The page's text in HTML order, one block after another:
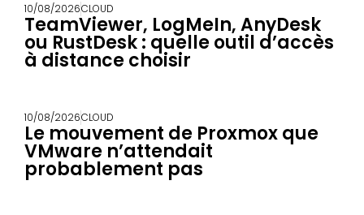
10/08/2026CLOUD
TeamViewer, LogMeIn, AnyDesk
ou RustDesk : quelle outil d’accès
à distance choisir
10/08/2026CLOUD
Le mouvement de Proxmox que
VMware n’attendait
probablement pas